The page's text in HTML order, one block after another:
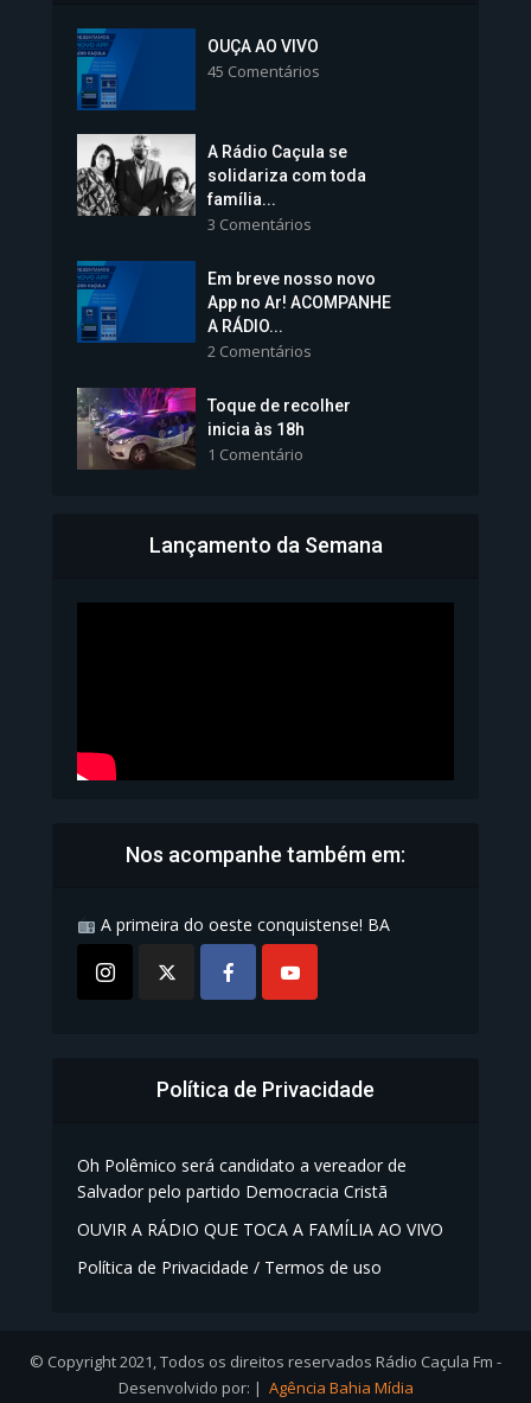
Colégios da Polícia...
Vice-Prefeita Sheila Lemos
tomará posse nesta...
1.101 Modos de exibição
Bahia inicia emissão da
OUÇA AO VIVO
45 Comentários
A Rádio Caçula se
solidariza com toda
família...
3 Comentários
Em breve nosso novo
App no Ar! ACOMPANHE
A RÁDIO...
2 Comentários
Toque de recolher
inicia às 18h
1 Comentário
Lançamento da Semana
Nos acompanhe também em:
A primeira do oeste conquistense! BA
Política de Privacidade
Oh Polêmico será candidato a vereador de
Salvador pelo partido Democracia Cristã
OUVIR A RÁDIO QUE TOCA A FAMÍLIA AO VIVO
Política de Privacidade / Termos de uso
© Copyright 2021, Todos os direitos reservados Rádio Caçula Fm -
Desenvolvido por: | Agência Bahia Mídia